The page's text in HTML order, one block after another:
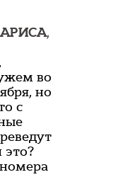
,
во
но
с